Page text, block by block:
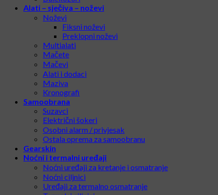
Alati – sječiva – noževi
Noževi
Fiksni noževi
Preklopni noževi
Multialati
Mačete
Mačevi
Alati i dodaci
Maziva
Kronografi
Samoobrana
Suzavci
Električni šokeri
Osobni alarm / privjesak
Ostala oprema za samoobranu
Gearskin
Noćni i termalni uređaji
Noćni uređaji za kretanje i osmatranje
Noćni ciljnici
Uređaji za termalno osmatranje